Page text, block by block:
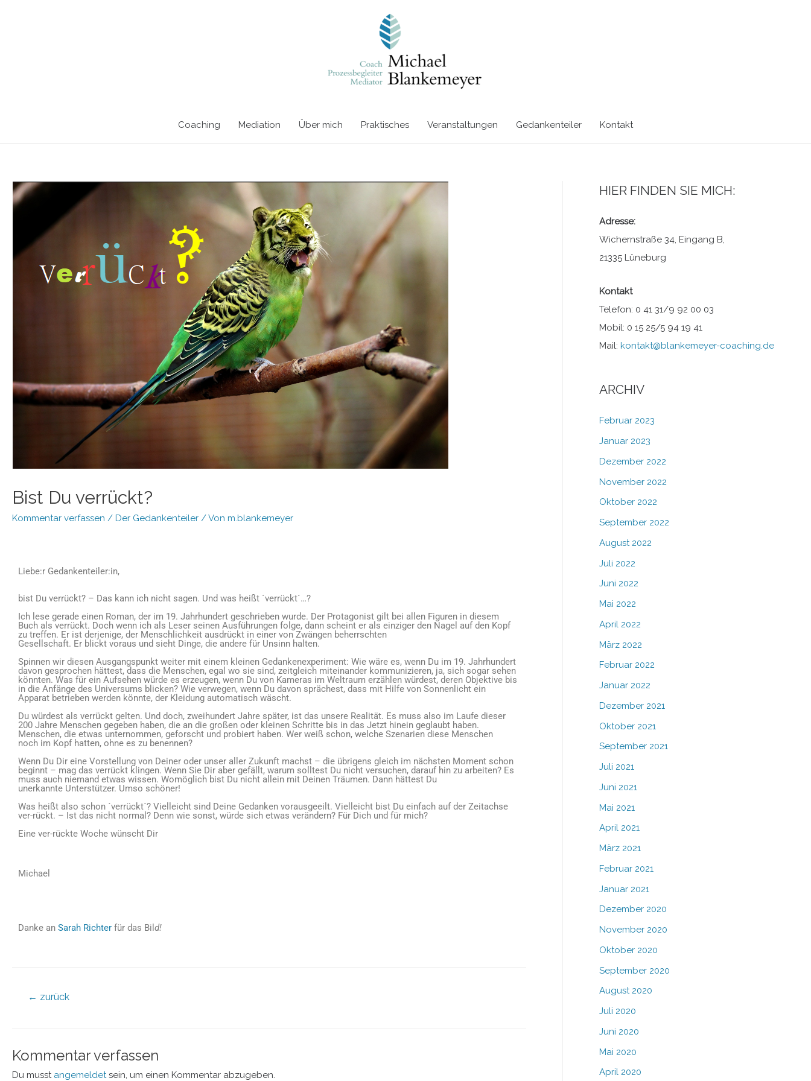
Coaching Mediation Über mich Praktisches Veranstaltungen Gedankenteiler Kontakt
Bist Du verrückt?
Kommentar verfassen / Der Gedankenteiler / Von m.blankemeyer
Liebe:r Gedankenteiler:in,
bist Du verrückt? – Das kann ich nicht sagen. Und was heißt ´verrückt´…?
Ich lese gerade einen Roman, der im 19. Jahrhundert geschrieben wurde. Der Protagonist gilt bei allen Figuren in diesem
Buch als verrückt. Doch wenn ich als Leser seinen Ausführungen folge, dann scheint er als einziger den Nagel auf den Kopf
zu treffen. Er ist derjenige, der Menschlichkeit ausdrückt in einer von Zwängen beherrschten
Gesellschaft. Er blickt voraus und sieht Dinge, die andere für Unsinn halten.
Spinnen wir diesen Ausgangspunkt weiter mit einem kleinen Gedankenexperiment: Wie wäre es, wenn Du im 19. Jahrhundert
davon gesprochen hättest, dass die Menschen, egal wo sie sind, zeitgleich miteinander kommunizieren, ja, sich sogar sehen
könnten. Was für ein Aufsehen würde es erzeugen, wenn Du von Kameras im Weltraum erzählen würdest, deren Objektive bis
in die Anfänge des Universums blicken? Wie verwegen, wenn Du davon sprächest, dass mit Hilfe von Sonnenlicht ein
Apparat betrieben werden könnte, der Kleidung automatisch wäscht.
Du würdest als verrückt gelten. Und doch, zweihundert Jahre später, ist das unsere Realität. Es muss also im Laufe dieser
200 Jahre Menschen gegeben haben, die an die großen oder kleinen Schritte bis in das Jetzt hinein geglaubt haben.
Menschen, die etwas unternommen, geforscht und probiert haben. Wer weiß schon, welche Szenarien diese Menschen
noch im Kopf hatten, ohne es zu benennen?
Wenn Du Dir eine Vorstellung von Deiner oder unser aller Zukunft machst – die übrigens gleich im nächsten Moment schon
beginnt – mag das verrückt klingen. Wenn Sie Dir aber gefällt, warum solltest Du nicht versuchen, darauf hin zu arbeiten? Es
muss auch niemand etwas wissen. Womöglich bist Du nicht allein mit Deinen Träumen. Dann hättest Du
unerkannte Unterstützer. Umso schöner!
Was heißt also schon ´verrückt´? Vielleicht sind Deine Gedanken vorausgeeilt. Vielleicht bist Du einfach auf der Zeitachse
ver-rückt. – Ist das nicht normal? Denn wie sonst, würde sich etwas verändern? Für Dich und für mich?
Eine ver-rückte Woche wünscht Dir
Michael
Danke an Sarah Richter für das Bil d!
← zurück
Kommentar verfassen
Du musst angemeldetsein, um einen Kommentar abzugeben.
HIER FINDEN SIE MICH:
Adresse:
Wichernstraße 34, Eingang B,
21335 Lüneburg
Kontakt
Telefon: 0 41 31/9 92 00 03
Mobil: 0 15 25/5 94 19 41
Mail: kontakt@blankemeyer-coaching.de
ARCHIV
Februar 2023
Januar 2023
Dezember 2022
November 2022
Oktober 2022
September 2022
August 2022
Juli 2022
Juni 2022
Mai 2022
April 2022
März 2022
Februar 2022
Januar 2022
Dezember 2021
Oktober 2021
September 2021
Juli 2021
Juni 2021
Mai 2021
April 2021
März 2021
Februar 2021
Januar 2021
Dezember 2020
November 2020
Oktober 2020
September 2020
August 2020
Juli 2020
Juni 2020
Mai 2020
April 2020